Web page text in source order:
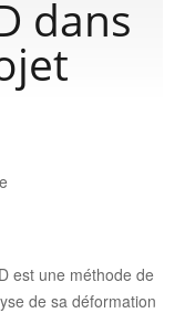
dans
est une méthode de
de sa déformation